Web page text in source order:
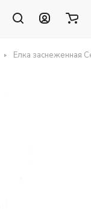
Елка заснеженная